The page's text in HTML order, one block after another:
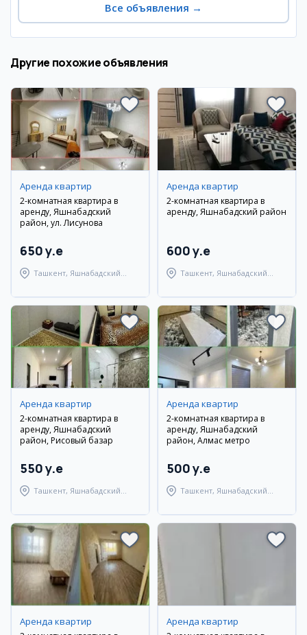
Все объявления →
Другие похожие объявления
Аренда квартир
2-комнатная квартира в
аренду, Яшнабадский
район, ул. Лисунова
650 y.e
Ташкент, Яшнабадский
Аренда квартир
2-комнатная квартира в
аренду, Яшнабадский район
600 y.e
Ташкент, Яшнабадский
Аренда квартир
2-комнатная квартира в
аренду, Яшнабадский
район, Рисовый базар
550 y.e
Ташкент, Яшнабадский
Аренда квартир
2-комнатная квартира в
аренду, Яшнабадский
район, Алмас метро
500 y.e
Ташкент, Яшнабадский
Аренда квартир Аренда квартир